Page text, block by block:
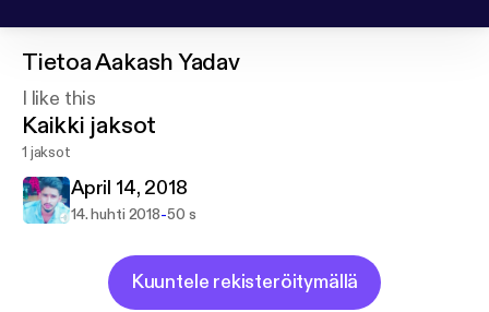
TietoaAakash Yadav
I like this
Kaikki jaksot
1 jaksot
April 14, 2018
14. huhti 2018-50 s
Kuuntele rekisteröitymällä